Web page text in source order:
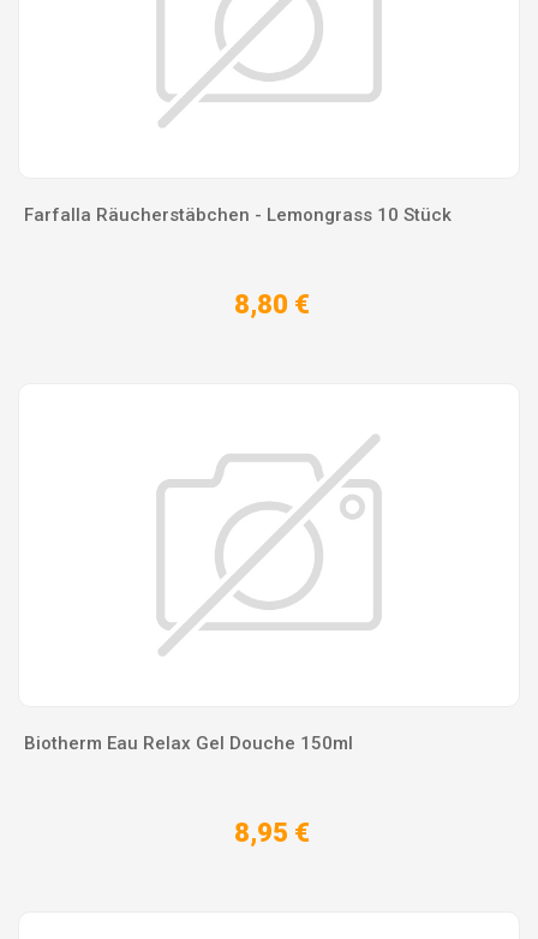
Farfalla Räucherstäbchen - Lemongrass 10 Stück
8,80 €
Biotherm Eau Relax Gel Douche 150ml
8,95 €